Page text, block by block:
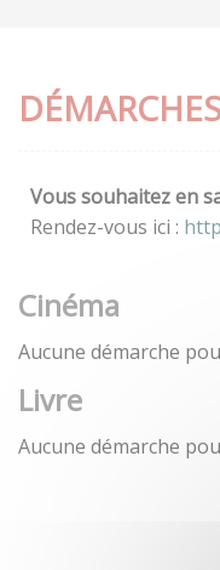
Vous souhaitez en
Rendez-vous ici :
Cinéma
Aucune démarche
Livre
Aucune démarche